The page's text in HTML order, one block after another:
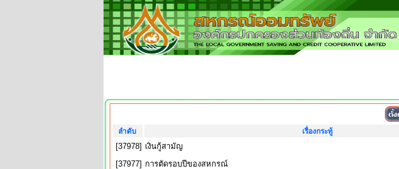
ลำดับ เรื่องกระทู้
[37978] เงินกู้สามัญ
[37977] การตัดรอบปีของสหกรณ์